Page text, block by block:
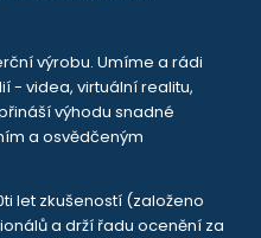
výrobu. Umíme a rádi
- videa, virtuální realitu,
výhodu snadné
a osvědčeným
let zkušeností (založeno
a drží řadu ocenění za